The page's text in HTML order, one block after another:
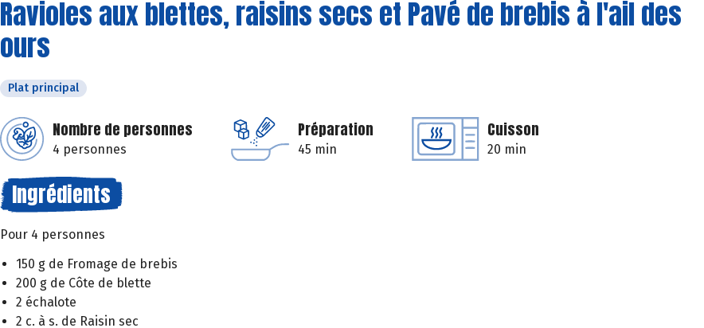
Ravioles aux blettes, raisins secs et Pavé de brebis à l'ail des
ours
Plat principal
Nombre de personnes
4 personnes
Préparation
45 min
Cuisson
20 min
Ingrédients
Pour 4 personnes
150 g de Fromage de brebis
200 g de Côte de blette
2 échalote
2 c. à s. de Raisin sec